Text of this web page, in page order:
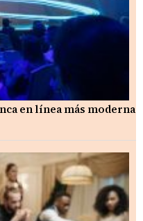
en línea más moderna